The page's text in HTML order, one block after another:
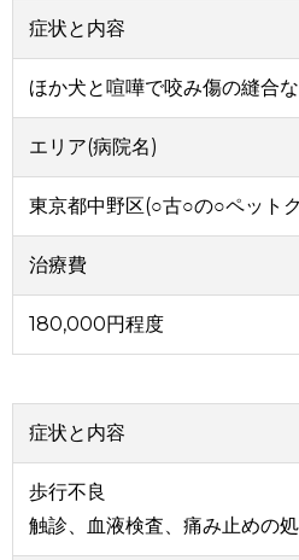
症状と内容
ほか犬と喧嘩で咬み傷の縫合
エリア(病院名)
東京都中野区(○古○の○ペット
治療費
180,000円程度
症状と内容
歩行不良
触診、血液検査、痛み止めの